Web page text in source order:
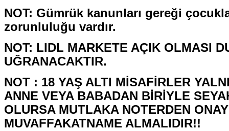
NOT: Gümrük kanunları gereği
zorunluluğu vardır.
NOT: LIDL MARKETE AÇIK OLMASI
UĞRANACAKTIR.
NOT : 18 YAŞ ALTI MİSAFİRLER
ANNE VEYA BABADAN BİRİYLE
OLURSA MUTLAKA NOTERDEN
MUVAFFAKATNAME ALMALIDIR!!